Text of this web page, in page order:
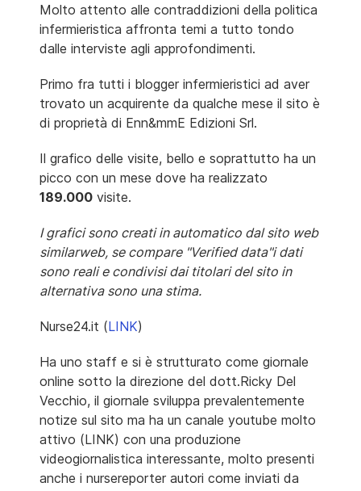
Molto attento alle contraddizioni della politica
infermieristica affronta temi a tutto tondo
dalle interviste agli approfondimenti.
Primo fra tutti i blogger infermieristici ad aver
trovato un acquirente da qualche mese il sito è
di proprietà di Enn&mmE Edizioni Srl.
Il grafico delle visite, bello e soprattutto ha un
picco con un mese dove ha realizzato
189.000 visite.
I grafici sono creati in automatico dal sito web
similarweb, se compare "Verified data"i dati
sono reali e condivisi dai titolari del sito in
alternativa sono una stima.
Nurse24.it (LINK)
Ha uno staff e si è strutturato come giornale
online sotto la direzione del dott.Ricky Del
Vecchio, il giornale sviluppa prevalentemente
notize sul sito ma ha un canale youtube molto
attivo (LINK) con una produzione
videogiornalistica interessante, molto presenti
anche i nursereporter autori come inviati da